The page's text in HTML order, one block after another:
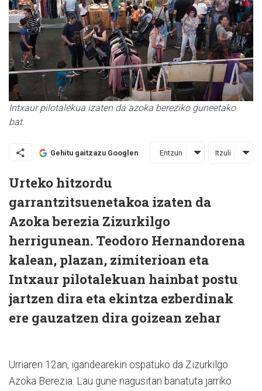
Intxaur pilotalekua izaten da azoka bereziko guneetako
bat.
Gehitu gaitzazu Googlen Entzun Itzuli
Urteko hitzordu
garrantzitsuenetakoa izaten da
Azoka berezia Zizurkilgo
herrigunean. Teodoro Hernandorena
kalean, plazan, zimiterioan eta
Intxaur pilotalekuan hainbat postu
jartzen dira eta ekintza ezberdinak
ere gauzatzen dira goizean zehar
Urriaren 12an, igandearekin ospatuko da Zizurkilgo
Azoka Berezia. Lau gune nagusitan banatuta jarriko